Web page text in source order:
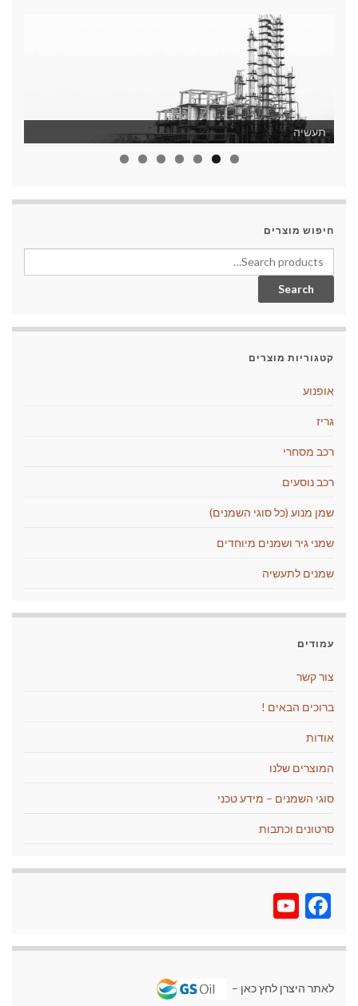
תעשיה
חיפוש מוצרים
Search for:
Search
קטגוריות מוצרים
אופנוע
גריז
רכב מסחרי
רכב נוסעים
שמן מנוע (כל סוגי השמנים)
שמני גיר ושמנים מיוחדים
שמנים לתעשיה
עמודים
צור קשר
ברוכים הבאים !
אודות
המוצרים שלנו
סוגי השמנים – מידע טכני
סרטונים וכתבות
Facebook
לאתר היצרן לחץ כאן –